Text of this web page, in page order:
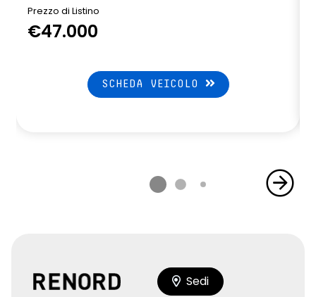
Prezzo di Listino
€47.000
SCHEDA VEICOLO
Sedi